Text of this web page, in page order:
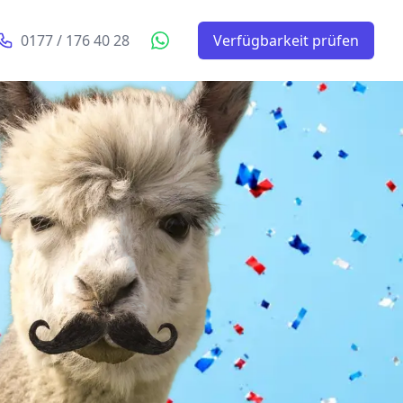
0177 / 176 40 28 WhatsAppVerfügbarkeit prüfen